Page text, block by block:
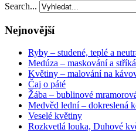
Search...
Nejnovější
Ryby – studené, teplé a
Medúza – maskování a
Květiny – malování na
Čaj o páté
Žába – bublinové
Medvěd lední – dokreslená
Veselé květiny
Rozkvetlá louka, Duhové